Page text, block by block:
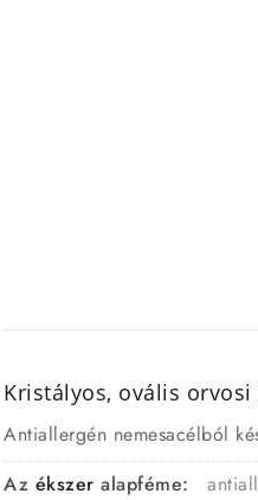
Kristályos, ovális
Antiallergén nemesacélból
Az ékszer alapféme: